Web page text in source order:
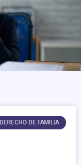
DERECHO DE FAMILIA